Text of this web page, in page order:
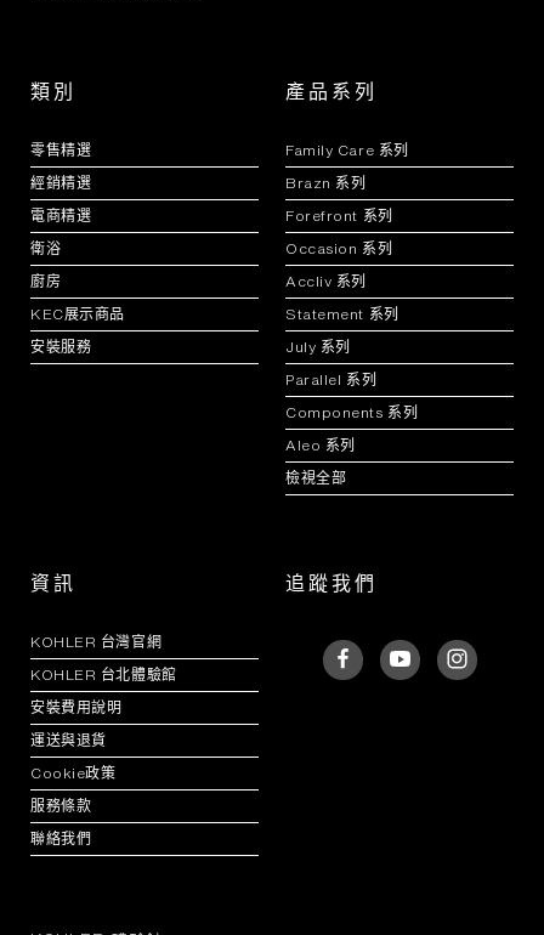
類別
零售精選
經銷精選
電商精選
衛浴
廚房
KEC展示商品
安裝服務
產品系列
Family Care 系列
Brazn 系列
Forefront 系列
Occasion 系列
Accliv 系列
Statement 系列
July 系列
Parallel 系列
Components 系列
Aleo 系列
檢視全部
資訊
KOHLER 台灣官網
KOHLER 台北體驗館
安裝費用說明
運送與退貨
Cookie政策
服務條款
聯絡我們
追蹤我們